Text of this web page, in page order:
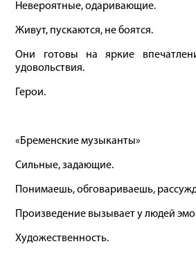
Невероятные, одаривающие.
Живут, пускаются, не боятся.
Они готовы на яркие
удовольствия.
Герои.
«Бременские музыканты»
Сильные, задающие.
Понимаешь, обговариваешь,
Произведение вызывает у людей
Художественность.